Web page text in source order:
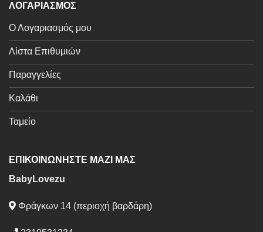
ΛΟΓΑΡΙΑΣΜΟΣ
Ο Λογαριασμός μου
Λίστα Επιθυμιών
Παραγγελίες
Καλάθι
Ταμείο
ΕΠΙΚΟΙΝΩΝΗΣΤΕ ΜΑΖΙ ΜΑΣ
BabyLovezu
Φράγκων 14 (περιοχή βαρδάρη)